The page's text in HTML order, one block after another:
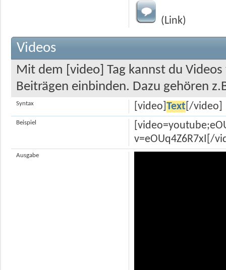
(Link)
Videos
Mit dem [video] Tag kannst du
Beiträgen einbinden. Dazu gehören
[video] Text [/video]
Syntax
v=eOUq4Z6R7xI[/
Beispiel
Ausgabe